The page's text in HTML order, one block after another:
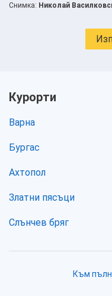
Снимка: Николай
Курорти
Варна
Бургас
Ахтопол
Златни пясъци
Слънчев бряг
Към